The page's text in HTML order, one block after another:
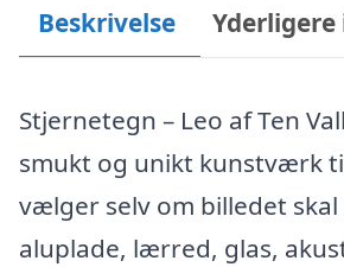
Beskrivelse
Stjernetegn – Leo af Ten
smukt og unikt kunstværk
vælger selv om billedet skal
aluplade, lærred, glas,